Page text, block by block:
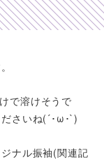
で溶けそうで
さいね(´･ω･`)
ナル振袖(関連記